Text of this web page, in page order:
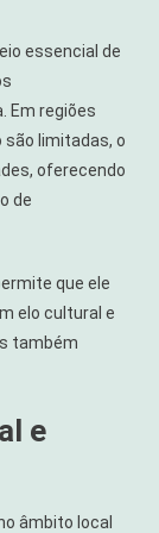
essencial de
Em regiões
limitadas, o
oferecendo
de
que ele
elo cultural e
também
e
âmbito local